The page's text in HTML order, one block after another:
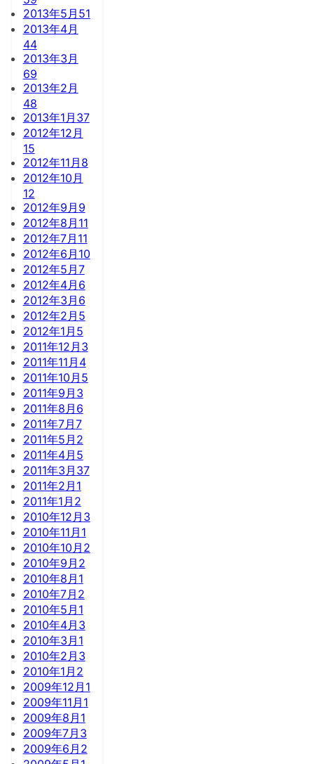
2013年5月 51
2013年4月
44
2013年3月
69
2013年2月
48
2013年1月 37
2012年12月
15
2012年11月 8
2012年10月
12
2012年9月 9
2012年8月 11
2012年7月 11
2012年6月 10
2012年5月7
2012年4月 6
2012年3月 6
2012年2月 5
2012年1月 5
2011年12月 3
2011年11月 4
2011年10月 5
2011年9月 3
2011年8月 6
2011年7月7
2011年5月 2
2011年4月 5
2011年3月 37
2011年2月 1
2011年1月 2
2010年12月 3
2010年11月 1
2010年10月 2
2010年9月 2
2010年8月 1
2010年7月 2
2010年5月 1
2010年4月 3
2010年3月 1
2010年2月 3
2010年1月 2
2009年12月 1
2009年11月 1
2009年8月 1
2009年7月 3
2009年6月 2